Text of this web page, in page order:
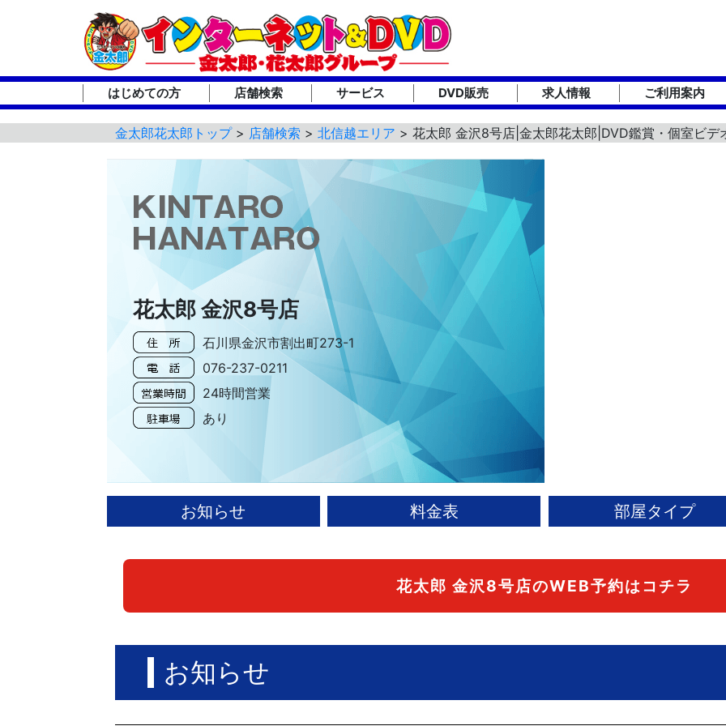
はじめての方 店舗検索 サービス DVD販売 求人情報 ご利用案内
金太郎花太郎トップ> 店舗検索 > 北信越エリア > 花太郎 金沢8号店|金太郎花太郎|DVD鑑賞・個室ビデ
花太郎 金沢8号店
石川県金沢市割出町273-1
076-237-0211
24時間営業
あり
お知らせ 料金表 部屋タイプ
花太郎 金沢8号店のWEB予約はコチラ
お知らせ